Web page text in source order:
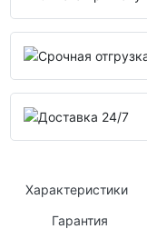
Характеристики
Гарантия